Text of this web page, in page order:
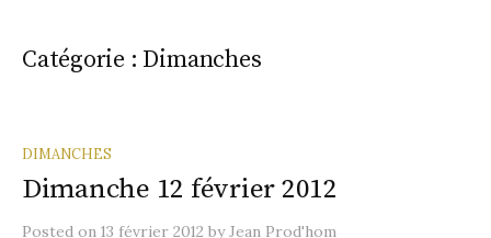
Catégorie : Dimanches
DIMANCHES
Dimanche 12 février 2012
Posted on 13 février 2012 byJean Prod'hom